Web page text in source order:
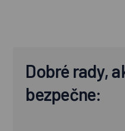
Dobré rady,
bezpečne: